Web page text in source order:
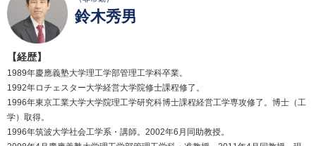
鈴木秀男
【経歴】
1989年慶應義塾大学理工学部管理工学科卒業。
1992年ロチェスター大学経営大学院修士課程修了。
1996年東京工業大学大学院理工学研究科博士課程経営工学専攻修了。博士（工
学）取得。
1996年筑波大学社会工学系・講師。2002年6月同助教授。